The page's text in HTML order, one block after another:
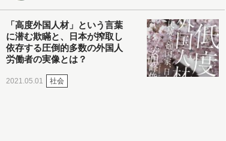
「高度外国人材」という言葉
に潜む欺瞞と、日本が搾取し
依存する圧倒的多数の外国人
労働者の実像とは？
2021.05.01 社会